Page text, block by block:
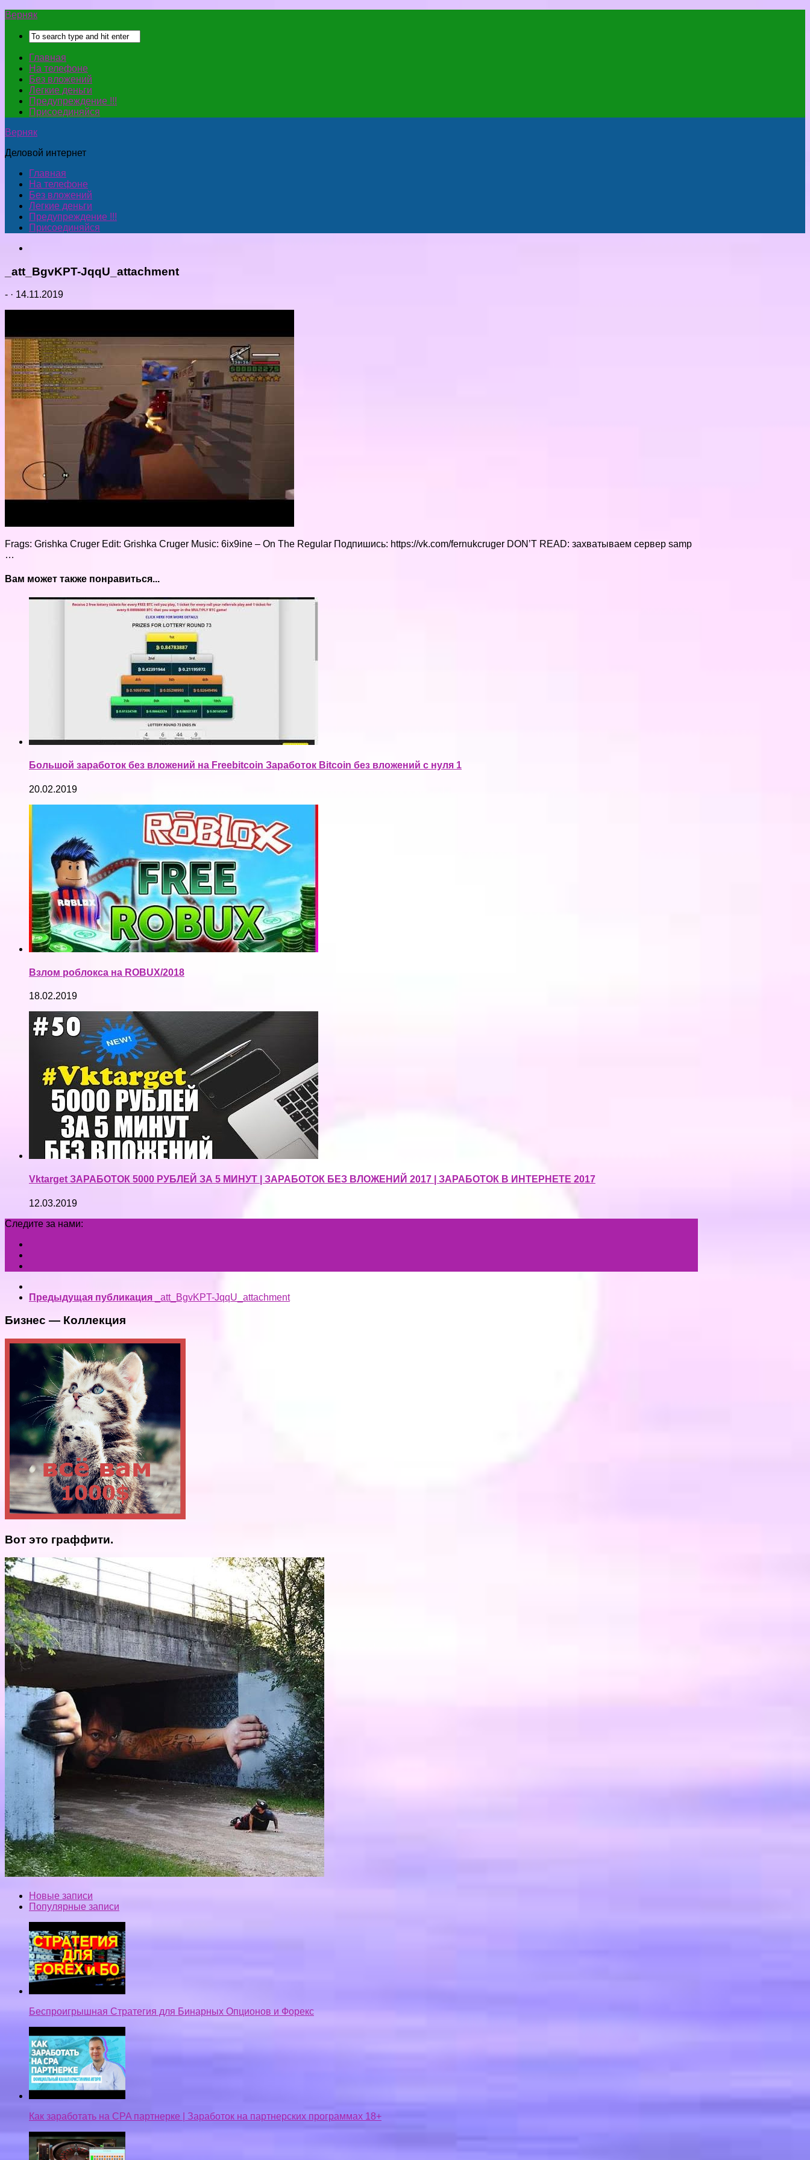
Верняк
Главная
На телефоне
Без вложений
Легкие деньги
Предупреждение !!!
Присоединяйся
Верняк
Деловой интернет
Главная
На телефоне
Без вложений
Легкие деньги
Предупреждение !!!
Присоединяйся
_att_BgvKPT-JqqU_attachment
- · 14.11.2019
Frags: Grishka Cruger Edit: Grishka Cruger Music: 6ix9ine – On The Regular Подпишись: https://vk.com/fernukcruger DON’T READ: захватываем сервер samp
…
Вам может также понравиться...
Большой заработок без вложений на Freebitcoin Заработок Bitcoin без вложений с нуля 1
20.02.2019
Взлом роблокса на ROBUX/2018
18.02.2019
Vktarget ЗАРАБОТОК 5000 РУБЛЕЙ ЗА 5 МИНУТ | ЗАРАБОТОК БЕЗ ВЛОЖЕНИЙ 2017 | ЗАРАБОТОК В ИНТЕРНЕТЕ 2017
12.03.2019
Следите за нами:
Предыдущая публикация _att_BgvKPT-JqqU_attachment
Бизнес — Коллекция
Вот это граффити.
Новые записи
Популярные записи
Беспроигрышная Стратегия для Бинарных Опционов и Форекс
Как заработать на CPA партнерке | Заработок на партнерских программах 18+